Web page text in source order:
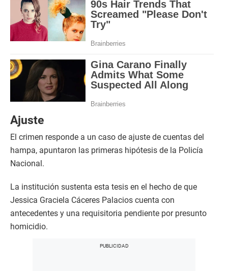
Ajuste
El crimen responde a un caso de ajuste de cuentas del
hampa, apuntaron las primeras hipótesis de la Policía
Nacional.
La institución sustenta esta tesis en el hecho de que
Jessica Graciela Cáceres Palacios cuenta con
antecedentes y una requisitoria pendiente por presunto
homicidio.